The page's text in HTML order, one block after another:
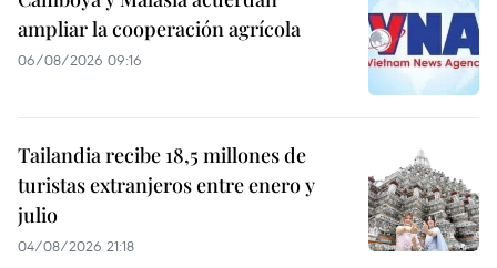
ampliar la cooperación agrícola
06/08/2026 09:16
Tailandia recibe 18,5 millones de
turistas extranjeros entre enero y
julio
04/08/2026 21:18